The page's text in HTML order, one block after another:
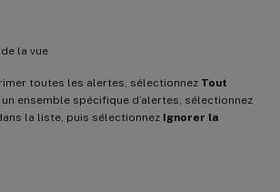
la vue
toutes les alertes, sélectionnez Tout
un ensemble spécifique d’alertes, sélectionnez
la liste, puis sélectionnez Ignorer la